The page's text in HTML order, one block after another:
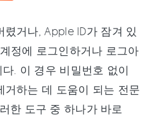
거나, Apple ID가 잠겨 있
정에 로그인하거나 로그아
. 이 경우 비밀번호 없이
거하는 데 도움이 되는 전문
한 도구 중 하나가 바로